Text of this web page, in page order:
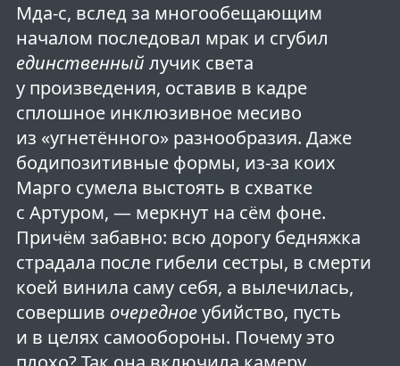
Мда-с, вслед за многообещающим
началом последовал мрак и сгубил
единственный лучик света
у произведения, оставив в кадре
сплошное инклюзивное месиво
из «угнетённого» разнообразия. Даже
бодипозитивные формы, из-за коих
Марго сумела выстоять в схватке
с Артуром, — меркнут на сём фоне.
Причём забавно: всю дорогу бедняжка
страдала после гибели сестры, в смерти
коей винила саму себя, а вылечилась,
совершив очередноеубийство, пусть
и в целях самообороны. Почему это